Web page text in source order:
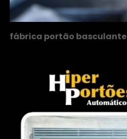
fábrica portão basculante